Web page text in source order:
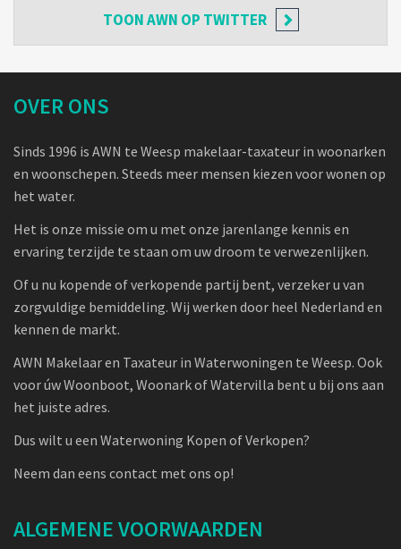
TOONAWN OP TWITTER
OVER ONS
Sinds 1996 is AWN te Weesp makelaar-taxateur in woonarken
en woonschepen. Steeds meer mensen kiezen voor wonen op
het water.
Het is onze missie om u met onze jarenlange kennis en
ervaring terzijde te staan om uw droom te verwezenlijken.
Of u nu kopende of verkopende partij bent, verzeker u van
zorgvuldige bemiddeling. Wij werken door heel Nederland en
kennen de markt.
AWN Makelaar en Taxateur in Waterwoningen te Weesp. Ook
voor úw Woonboot, Woonark of Watervilla bent u bij ons aan
het juiste adres.
Dus wilt u een Waterwoning Kopen of Verkopen?
Neem dan eens contact met ons op!
ALGEMENE VOORWAARDEN